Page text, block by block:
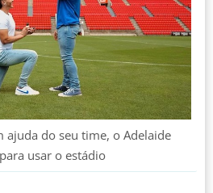
ajuda do seu time, o Adelaide
usar o estádio